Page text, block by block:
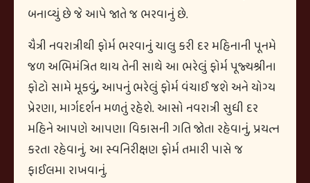
બનાવ્યું છે જે આપે જાતે જ ભરવાનું છે.
ચૈત્રી નવરાત્રીથી ફોર્મ ભરવાનું ચાલુ કરી દર મહિનાની પૂનમે
જળ અભિમંત્રિત થાય તેની સાથે આ ભરેલું ફોર્મ પૂજ્યશ્રીના
ફોટો સામે મૂકવું,આપનું ભરેલું ફોર્મ વંચાઈ જશે અને યોગ્ય
પ્રેરણા, માર્ગદર્શન મળતું રહેશે. આસો નવરાત્રી સુધી દર
મહિને આપણે આપણા વિકાસની ગતિ જોતા રહેવાનું,પ્રયત્ન
કરતા રહેવાનું. આ સ્વનિરીક્ષણ ફોર્મ તમારી પાસે જ
ફાઈલમા રાખવાનું.